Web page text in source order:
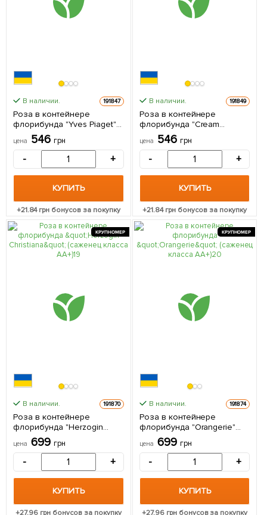
В наличии. 191847
Роза в контейнере
флорибунда "Yves Piaget"
(саженец класса АА+) 1
саженец в упаковке
цена 546 грн
- +
КУПИТЬ
+21.84грн бонусов за покупку
В наличии. 191849
Роза в контейнере
флорибунда "Cream
Abundance" (саженец
класса АА+) 1 саженец в
цена 546 грн
- +
КУПИТЬ
+21.84грн бонусов за покупку
КРУПНОМЕР
В наличии. 191870
Роза в контейнере
флорибунда "Herzogin
Christiana" (саженец класса
АА+) 1 саженец в упаковке
цена 699 грн
- +
КУПИТЬ
+27.96грн бонусов за покупку
КРУПНОМЕР
В наличии. 191874
Роза в контейнере
флорибунда "Orangerie"
(саженец класса АА+) 1
саженец в упаковке
цена 699 грн
- +
КУПИТЬ
+27.96грн бонусов за покупку